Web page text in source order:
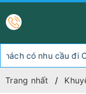
có nhu cầu đi Côn
Trang nhất